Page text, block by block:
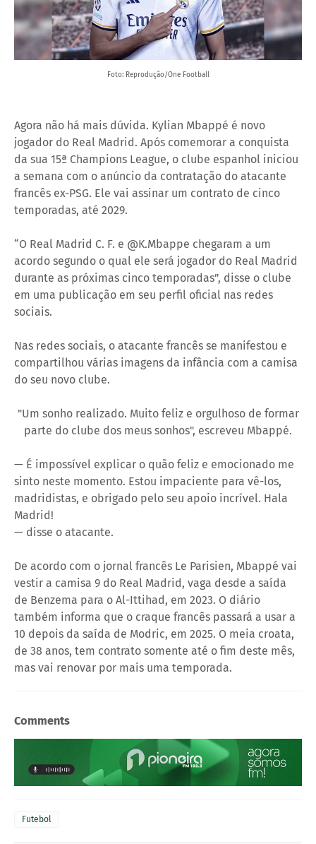
Foto: Reprodução/One Football
Agora não há mais dúvida. Kylian Mbappé é novo
jogador do Real Madrid . Após comemorar a conquista
da sua 15ª Champions League, o clube espanhol iniciou
a semana com o anúncio da contratação do atacante
francês ex-PSG. Ele vai assinar um contrato de cinco
temporadas, até 2029.
“O Real Madrid C. F. e @K.Mbappe chegaram a um
acordo segundo o qual ele será jogador do Real Madrid
durante as próximas cinco temporadas”, disse o clube
em uma publicação em seu perfil oficial nas redes
sociais.
Nas redes sociais, o atacante francês se manifestou e
compartilhou várias imagens da infância com a camisa
do seu novo clube.
"Um sonho realizado. Muito feliz e orgulhoso de formar
parte do clube dos meus sonhos", escreveu Mbappé.
— É impossível explicar o quão feliz e emocionado me
sinto neste momento. Estou impaciente para vê-los,
madridistas, e obrigado pelo seu apoio incrível. Hala
Madrid!
— disse o atacante.
De acordo com o jornal francês Le Parisien, Mbappé vai
vestir a camisa 9 do Real Madrid, vaga desde a saída
de Benzema para o Al-Ittihad, em 2023. O diário
também informa que o craque francês passará a usar a
10 depois da saída de Modric, em 2025. O meia croata,
de 38 anos, tem contrato somente até o fim deste mês,
mas vai renovar por mais uma temporada.
Comments
Futebol